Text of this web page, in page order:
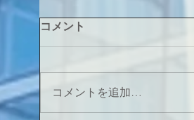
コメント
コメントを追加…